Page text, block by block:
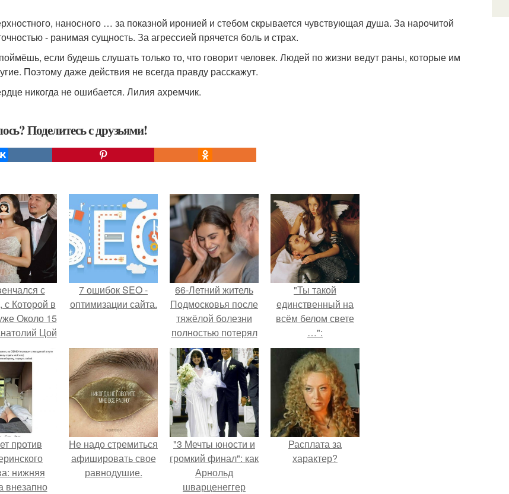
наносного … за показной иронией и стебом скрывается чувствующая душа. За нарочитой
- ранимая сущность. За агрессией прячется боль и страх.
если будешь слушать только то, что говорит человек. Людей по жизни ведут раны, которые им
Поэтому даже действия не всегда правду расскажут.
никогда не ошибается. Лилия ахремчик.
Поделитесь с друзьями!
с
Которой в
Около 15
Цой
свадьбой".
7 ошибок SEO -
оптимизации сайта.
66-Летний житель
Подмосковья после
тяжёлой болезни
полностью потерял
потенцию, но
решил
восстановить
интимную жизнь с
молодой супругой,
пишут СМИ.
"Ты такой
единственный на
всём белом свете
…":
против
нижняя
внезапно
Hе надо стремиться
афишировать свое
равнодушие.
"3 Мечты юности и
громкий финал": как
Арнольд
шварценеггер
Расплата за
характер?